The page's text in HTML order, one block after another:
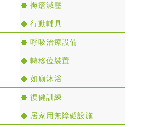
褥瘡減壓
行動輔具
呼吸治療設備
轉移位裝置
如廁沐浴
復健訓練
居家用無障礙設施